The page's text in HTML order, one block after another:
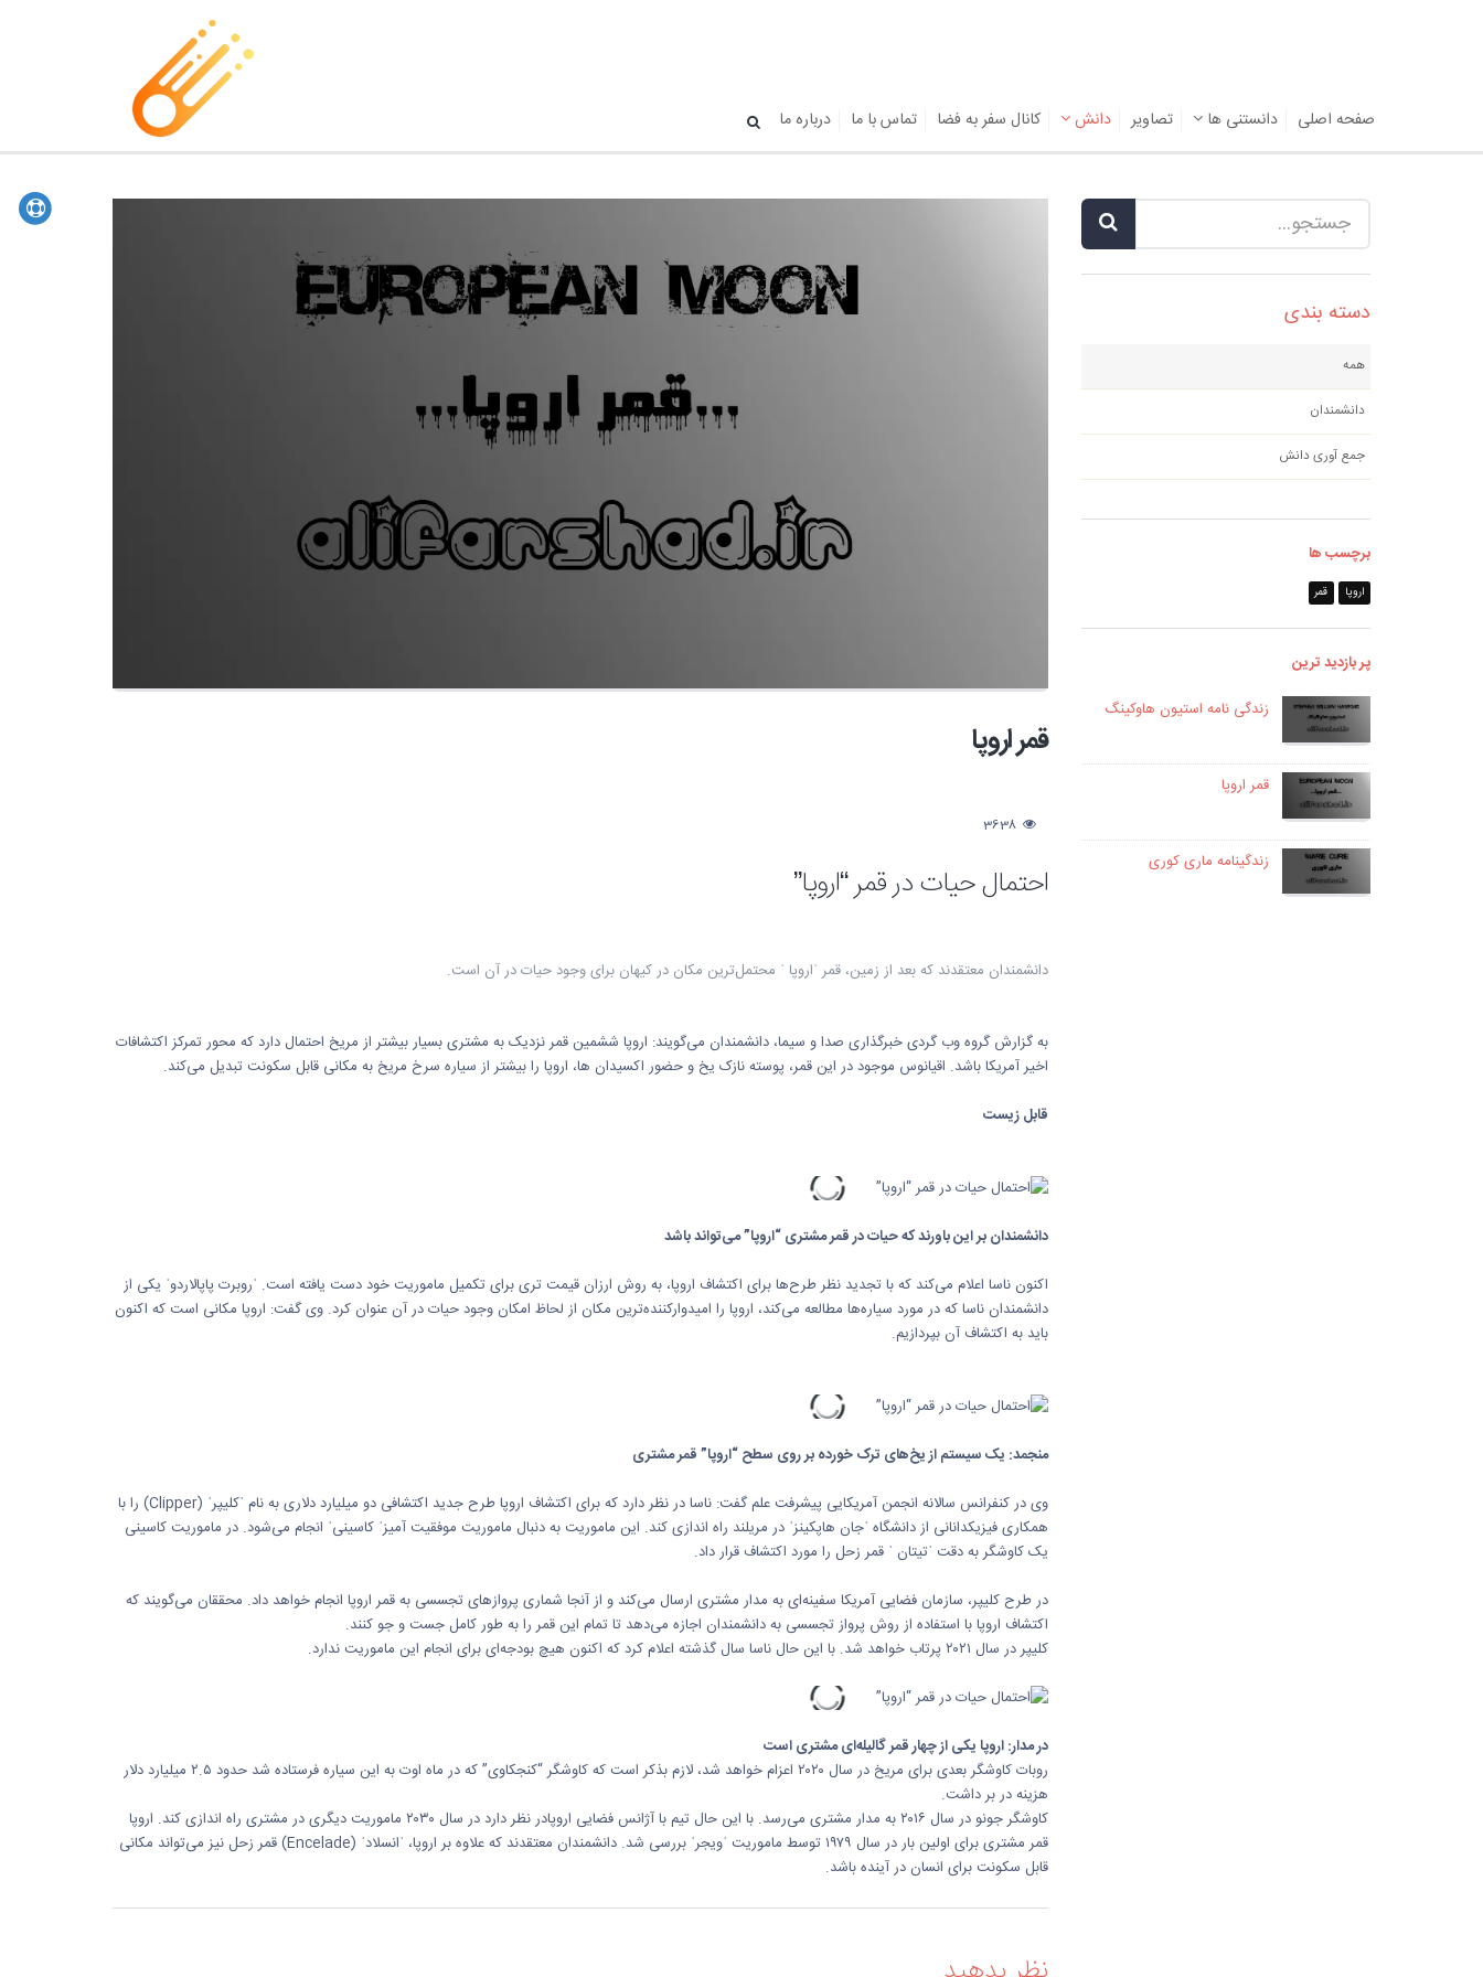
صفحه اصلی دانستنی ها تصاویر دانش کانال سفر به فضا تماس با ما درباره ما
دسته بندی
همه
دانشمندان
جمع آوری دانش
برچسب ها
اروپا قمر
پر بازدید ترین
زندگی نامه استیون هاوکینگ
قمر اروپا
زندگینامه ماری کوری
قمر اروپا
3638
احتمال حیات در قمر “اروپا”
دانشمندان معتقدند که بعد از زمین، قمر ˈاروپا ˈ محتمل‌ترین مکان در کیهان برای وجود حیات در آن است.
به گزارش گروه وب گردی خبرگذاری صدا و سیما، دانشمندان می‌گویند: اروپا ششمین قمر نزدیک به مشتری بسیار بیشتر از مریخ احتمال دارد که محور تمرکز اکتشافات
اخیر آمریکا باشد. اقیانوس موجود در این قمر، پوسته نازک یخ و حضور اکسیدان ها، اروپا را بیشتر از سیاره سرخ مریخ به مکانی قابل سکونت تبدیل می‌کند.
قابل زیست
دانشمندان بر این باورند که حیات در قمر مشتری “اروپا” می‌تواند باشد
اکنون ناسا اعلام می‌کند که با تجدید نظر طرح‌ها برای اکتشاف اروپا، به روش ارزان قیمت تری برای تکمیل ماموریت خود دست یافته است. ˈروبرت پاپالاردوˈ یکی از
دانشمندان ناسا که در مورد سیاره‌ها مطالعه می‌کند، اروپا را امیدوارکننده‌ترین مکان از لحاظ امکان وجود حیات در آن عنوان کرد. وی گفت: اروپا مکانی است که اکنون
باید به اکتشاف آن بپردازیم.
منجمد: یک سیستم از یخ‌های ترک خورده بر روی سطح “اروپا” قمر مشتری
وی در کنفرانس سالانه انجمن آمریکایی پیشرفت علم گفت: ناسا در نظر دارد که برای اکتشاف اروپا طرح جدید اکتشافی دو میلیارد دلاری به نام ˈکلیپرˈ (Clipper) را با
همکاری فیزیکدانانی از دانشگاه ˈجان هاپکینزˈ در مریلند راه اندازی کند. این ماموریت به دنبال ماموریت موفقیت آمیزˈ کاسینیˈ انجام می‌شود. در ماموریت کاسینی
یک کاوشگر به دقت ˈتیتان ˈ قمر زحل را مورد اکتشاف قرار داد.
در طرح کلیپر، سازمان فضایی آمریکا سفینه‌ای به مدار مشتری ارسال می‌کند و از آنجا شماری پرواز‌های تجسسی به قمر اروپا انجام خواهد داد. محققان می‌گویند که
اکتشاف اروپا با استفاده از روش پرواز تجسسی به دانشمندان اجازه می‌دهد تا تمام این قمر را به طور کامل جست و جو کنند.
کلیپر در سال ۲۰۲۱ پرتاب خواهد شد. با این حال ناسا سال گذشته اعلام کرد که اکنون هیچ بودجه‌ای برای انجام این ماموریت ندارد.
در مدار: اروپا یکی از چهار قمر گالیله‌ای مشتری است
روبات کاوشگر بعدی برای مریخ در سال ۲۰۲۰ اعزام خواهد شد، لازم بذکر است که کاوشگر “کنجکاوی” که در ماه اوت به این سیاره فرستاده شد حدود ۲.۵ میلیارد دلار
هزینه در بر داشت.
کاوشگر جونو در سال ۲۰۱۶ به مدار مشتری می‌رسد. با این حال تیم با آژانس فضایی اروپادر نظر دارد در سال ۲۰۳۰ ماموریت دیگری در مشتری راه اندازی کند. اروپا
قمر مشتری برای اولین بار در سال ۱۹۷۹ توسط ماموریت ˈویجرˈ بررسی شد. دانشمندان معتقدند که علاوه بر اروپا، ˈانسلادˈ (Encelade) قمر زحل نیز می‌تواند مکانی
قابل سکونت برای انسان در آینده باشد.